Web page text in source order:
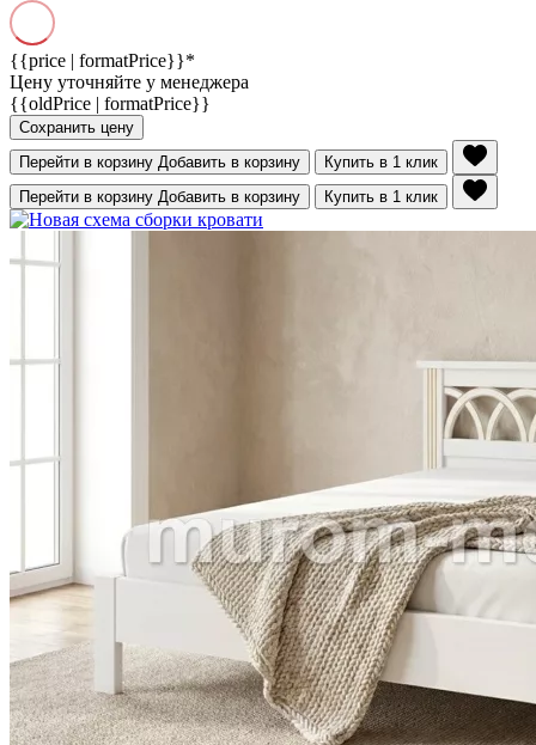
{{price | formatPrice}}*
Цену уточняйте у менеджера
{{oldPrice | formatPrice}}
Сохранить цену
Перейти в корзину Добавить в корзину
Купить в 1 клик
Перейти в корзину Добавить в корзину Купить в 1 клик